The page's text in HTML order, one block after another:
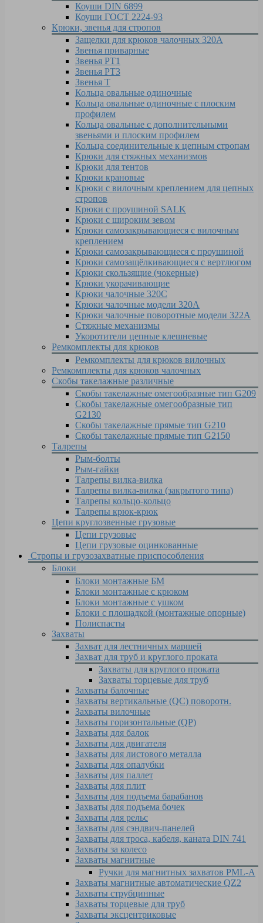
Коуши DIN 6899
Коуши ГОСТ 2224-93
Крюки, звенья для стропов
Защелки для крюков чалочных 320А
Звенья приварные
Звенья РТ1
Звенья РТ3
Звенья Т
Кольца овальные одиночные
Кольца овальные одиночные c плоским
профилем
Кольца овальные с дополнительными
звеньями и плоским профилем
Кольца соединительные к цепным стропам
Крюки для стяжных механизмов
Крюки для тентов
Крюки крановые
Крюки с вилочным креплением для цепных
стропов
Крюки с проушиной SALK
Крюки с широким зевом
Крюки самозакрывающиеся с вилочным
креплением
Крюки самозакрывающиеся с проушиной
Крюки самозащёлкивающиеся с вертлюгом
Крюки скользящие (чокерные)
Крюки укорачивающие
Крюки чалочные 320C
Крюки чалочные модели 320А
Крюки чалочные поворотные модели 322А
Стяжные механизмы
Укоротители цепные клешневые
Ремкомплекты для крюков
Ремкомплекты для крюков вилочных
Ремкомплекты для крюков чалочных
Скобы такелажные различные
Скобы такелажные омегообразные тип G209
Скобы такелажные омегообразные тип
G2130
Скобы такелажные прямые тип G210
Скобы такелажные прямые тип G2150
Талрепы
Рым-болты
Рым-гайки
Талрепы вилка-вилка
Талрепы вилка-вилка (закрытого типа)
Талрепы кольцо-кольцо
Талрепы крюк-крюк
Цепи круглозвенные грузовые
Цепи грузовые
Цепи грузовые оцинкованные
Стропы и грузозахватные приспособления
Блоки
Блоки монтажные БМ
Блоки монтажные с крюком
Блоки монтажные с ушком
Блоки с площадкой (монтажные опорные)
Полиспасты
Захваты
Захват для лестничных маршей
Захват для труб и круглого проката
Захваты для круглого проката
Захваты торцевые для труб
Захваты балочные
Захваты вертикальные (QC) поворотн.
Захваты вилочные
Захваты горизонтальные (QP)
Захваты для балок
Захваты для двигателя
Захваты для листового металла
Захваты для опалубки
Захваты для паллет
Захваты для плит
Захваты для подъема барабанов
Захваты для подъема бочек
Захваты для рельс
Захваты для сэндвич-панелей
Захваты для троса, кабеля, каната DIN 741
Захваты за колесо
Захваты магнитные
Ручки для магнитных захватов PML-A
Захваты магнитные автоматические QZ2
Захваты струбцинные
Захваты торцевые для труб
Захваты эксцентриковые